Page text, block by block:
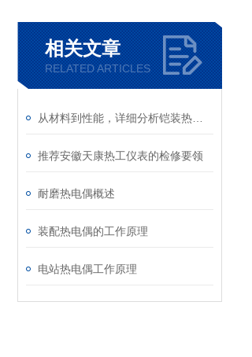
相关文章
RELATED ARTICLES
推荐安徽天康热工仪表的检修要领
耐磨热电偶概述
装配热电偶的工作原理
电站热电偶工作原理